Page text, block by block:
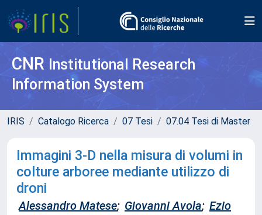
CNR Institutional Research
Information System
IRIS Catalogo Ricerca 07 Tesi 07.04 Tesi di Master
Immagini 3-D nella misura di volumi in
colture arboree mediante utilizzo di
droni
Alessandro Matese; Giovanni Avola; Ezio